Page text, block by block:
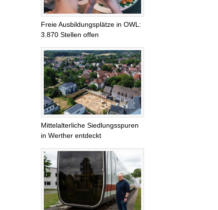
Freie Ausbildungsplätze in OWL:
3.870 Stellen offen
Mittelalterliche Siedlungsspuren
in Werther entdeckt